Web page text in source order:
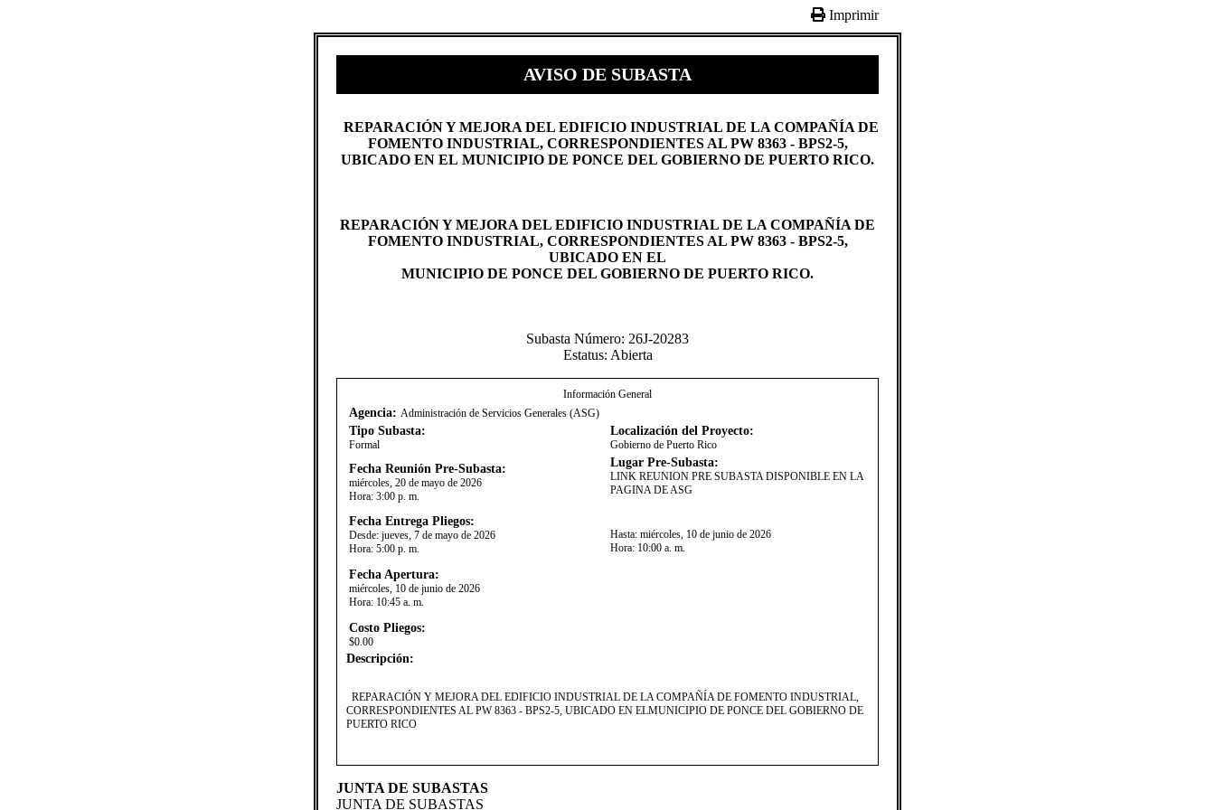
Imprimir
AVISO DE SUBASTA
​REPARACIÓN Y MEJORA DEL EDIFICIO INDUSTRIAL DE LA COMPAÑÍA DE
FOMENTO INDUSTRIAL, CORRESPONDIENTES AL PW 8363 - BPS2-5,
UBICADO EN EL MUNICIPIO DE PONCE DEL GOBIERNO DE PUERTO RICO.
REPARACIÓN Y MEJORA DEL EDIFICIO INDUSTRIAL DE LA COMPAÑÍA DE
FOMENTO INDUSTRIAL, CORRESPONDIENTES AL PW 8363 - BPS2-5,
UBICADO EN EL
MUNICIPIO DE PONCE DEL GOBIERNO DE PUERTO RICO.
Subasta Número: 26J-20283
Estatus: Abierta
Información General
Agencia: Administración de Servicios Generales (ASG)
Tipo Subasta:
Formal
Localización del Proyecto:
Gobierno de Puerto Rico
Fecha Reunión Pre-Subasta:
miércoles, 20 de mayo de 2026
Hora: 3:00 p. m.
Lugar Pre-Subasta:
​LINK REUNION PRE SUBASTA DISPONIBLE EN LA
PAGINA DE ASG
Fecha Entrega Pliegos:
Desde: jueves, 7 de mayo de 2026
Hora: 5:00 p. m.
Hasta: miércoles, 10 de junio de 2026
Hora: 10:00 a. m.
Fecha Apertura:
miércoles, 10 de junio de 2026
Hora: 10:45 a. m.
Costo Pliegos:
$0.00
Descripción:
​​​REPARACIÓN Y MEJORA DEL EDIFICIO INDUSTRIAL DE LA COMPAÑÍA DE FOMENTO INDUSTRIAL,
CORRESPONDIENTES AL PW 8363 - BPS2-5, UBICADO EN ELMUNICIPIO DE PONCE DEL GOBIERNO DE
PUERTO RICO
JUNTA DE SUBASTAS
JUNTA DE SUBASTAS